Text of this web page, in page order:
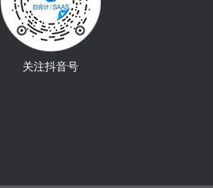
关注抖音号